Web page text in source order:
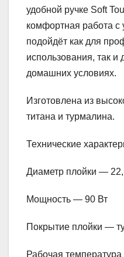
удобной ручке Soft
комфортная работа с
подойдёт как для
использования, так и
домашних условиях.
Изготовлена из
титана и турмалина.
Технические
Диаметр плойки —
Мощность — 90 Вт
Покрытие плойки —
Рабочая